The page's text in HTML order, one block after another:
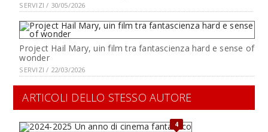
SERVIZI / 30/05/2026
Project Hail Mary, uin film tra fantascienza hard e sense of
wonder
SERVIZI / 22/03/2026
ARTICOLI DELLO STESSO AUTORE
4